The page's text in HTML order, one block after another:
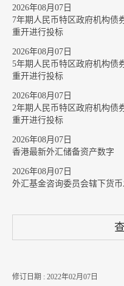
2026年08月07日
7年期人民币特区政府机构债
重开进行投标
2026年08月07日
5年期人民币特区政府机构债
重开进行投标
2026年08月07日
2年期人民币特区政府机构债
重开进行投标
2026年08月07日
香港最新外汇储备资产数字
2026年08月07日
外汇基金咨询委员会辖下货
修订日期 : 2022年02月07日